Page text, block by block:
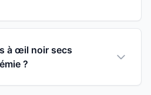
à œil noir secs
?